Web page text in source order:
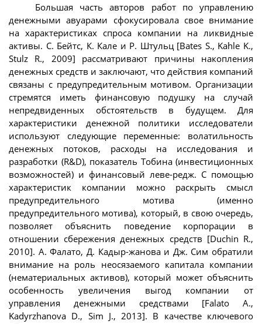
Большая часть авторов работ по управлению
денежными авуарами сфокусировала свое внимание
на характеристиках спроса компании на ликвидные
активы. С. Бейтс, К. Кале и Р. Штульц [Bates S., Kahle K.,
Stulz R., 2009] рассматривают причины накопления
денежных средств и заключают, что действия компаний
связаны с предупредительным мотивом. Организации
стремятся иметь финансовую подушку на случай
непредвиденных обстоятельств в будущем. Для
характеристики денежной политики исследователи
используют следующие переменные: волатильность
денежных потоков, расходы на исследования и
разработки (R&D), показатель Тобина (инвестиционных
возможностей) и финансовый леве-редж. С помощью
характеристик компании можно раскрыть смысл
предупредительного мотива (именно
предупредительного мотива), который, в свою очередь,
позволяет объяснить поведение корпорации в
отношении сбережения денежных средств [Duchin R.,
2010]. А. Фалато, Д. Кадыр-жанова и Дж. Сим обратили
внимание на роль неосязаемого капитала компании
(нематериальных активов), который может объяснить
особенность увеличения выгод компании от
управления денежными средствами [Falato A.,
Kadyrzhanova D., Sim J., 2013]. В качестве ключевого